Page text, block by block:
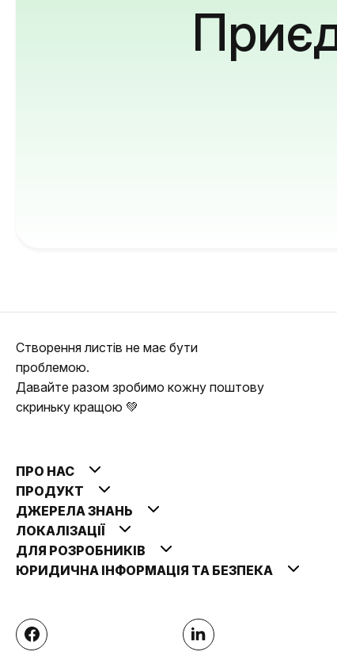
Створення листів не має бути
проблемою.
Давайте разом зробимо кожну поштову
скриньку кращою 💚
ПРО НАС
ПРОДУКТ
ДЖЕРЕЛА ЗНАНЬ
ЛОКАЛІЗАЦІЇ
ДЛЯ РОЗРОБНИКІВ
ЮРИДИЧНА ІНФОРМАЦІЯ ТА БЕЗПЕКА